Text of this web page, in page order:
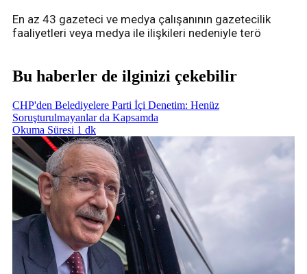
En az 43 gazeteci ve medya çalışanının gazetecilik
faaliyetleri veya medya ile ilişkileri nedeniyle terö
Bu haberler de ilginizi çekebilir
CHP'den Belediyelere Parti İçi Denetim: Henüz
Soruşturulmayanlar da Kapsamda
Okuma Süresi 1 dk